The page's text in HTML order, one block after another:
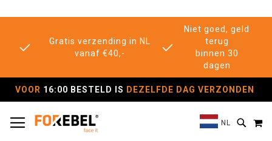
Gratis verzending in NL
vanaf €40,-
Niet goed, geld
terug
binnen 30
dagen
VOOR 16:00 BESTELD IS DEZELFDE DAG VERZONDEN
NL